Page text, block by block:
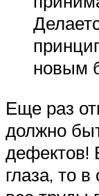
новым
Еще раз
должно
дефектов!
глаза, то